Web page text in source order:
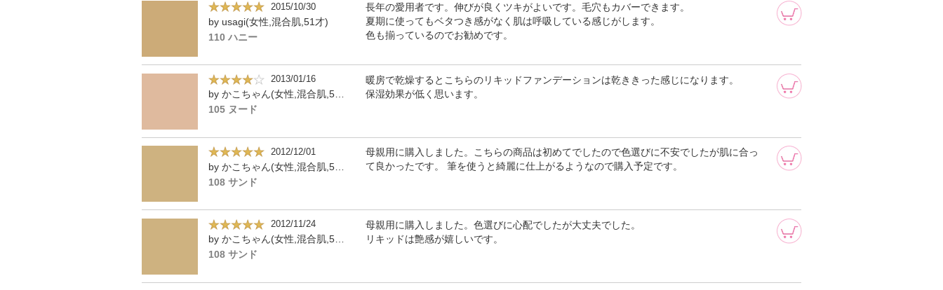
2015/10/30
by usagi(女性,混合肌,51才)
110 ハニー
長年の愛用者です。伸びが良くツキがよいです。毛穴もカバーできます。
夏期に使ってもベタつき感がなく肌は呼吸している感じがします。
色も揃っているのでお勧めです。
2013/01/16
by かこちゃん(女性,混合肌,53才)
105 ヌード
暖房で乾燥するとこちらのリキッドファンデーションは乾ききった感じになります。
保湿効果が低く思います。
2012/12/01
108 サンド
母親用に購入しました。こちらの商品は初めてでしたので色選びに不安でしたが肌に合っ
て良かったです。 筆を使うと綺麗に仕上がるようなので購入予定です。
2012/11/24
by かこちゃん(女性,混合肌,53才)
108 サンド
母親用に購入しました。色選びに心配でしたが大丈夫でした。
リキッドは艶感が嬉しいです。